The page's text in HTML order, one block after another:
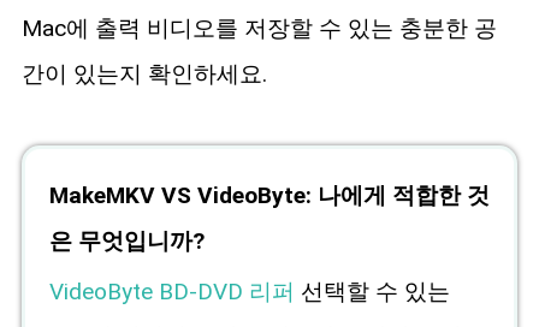
Mac에 출력 비디오를 저장할 수 있는 충분한 공
간이 있는지 확인하세요.
MakeMKV VS VideoByte: 나에게 적합한 것
은 무엇입니까?
VideoByte BD-DVD 리퍼 선택할 수 있는